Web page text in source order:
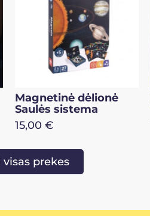
Magnetinė dėlionė
Valandos
15,00 €
prekes